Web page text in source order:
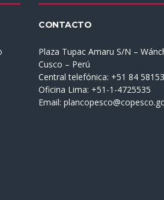
CONTACTO
Plaza Tupac Amaru S/N –
Cusco – Perú
Central telefónica: +51 84
Oficina Lima: +51-1-4725535
Email: